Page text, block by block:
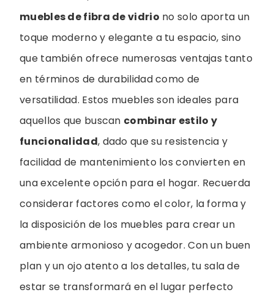
muebles de fibra de vidrio no solo aporta un
toque moderno y elegante a tu espacio, sino
que también ofrece numerosas ventajas tanto
en términos de durabilidad como de
versatilidad. Estos muebles son ideales para
aquellos que buscan combinar estilo y
funcionalidad, dado que su resistencia y
facilidad de mantenimiento los convierten en
una excelente opción para el hogar. Recuerda
considerar factores como el color, la forma y
la disposición de los muebles para crear un
ambiente armonioso y acogedor. Con un buen
plan y un ojo atento a los detalles, tu sala de
estar se transformará en el lugar perfecto